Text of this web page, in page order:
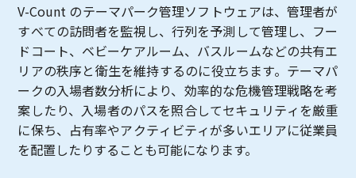
V-Count のテーマパーク管理ソフトウェアは、管理者が
すべての訪問者を監視し、行列を予測して管理し、フー
ドコート、ベビーケアルーム、バスルームなどの共有エ
リアの秩序と衛生を維持するのに役立ちます。テーマパ
ークの入場者数分析により、効率的な危機管理戦略を考
案したり、入場者のパスを照合してセキュリティを厳重
に保ち、占有率やアクティビティが多いエリアに従業員
を配置したりすることも可能になります。